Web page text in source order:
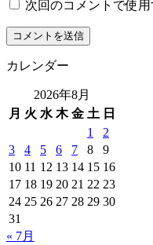
次回のコメントで使
カレンダー
2026年8月
月 火 水 木 金 土 日
1
2
3
4 5 6 7 8
9
10 11 12 13 14 15 16
17 18 19 20 21 22 23
24 25 26 27 28 29 30
31
« 7月